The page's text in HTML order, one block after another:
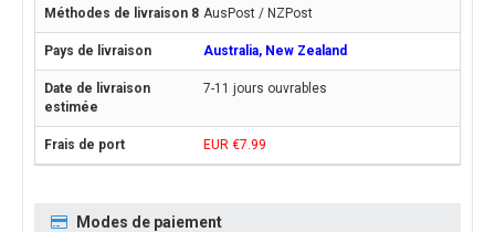
AusPost / NZPost
Australia, New Zealand
7-11 jours ouvrables
EUR €7.99
Modes de paiement